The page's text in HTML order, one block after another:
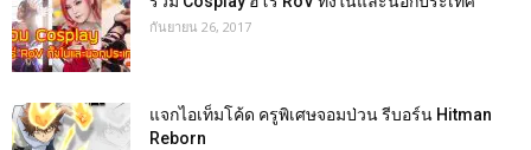
กันยายน 26, 2017
แจกไอเท็มโค้ด ครูพิเศษจอมป่วน รีบอร์น Hitman
Reborn